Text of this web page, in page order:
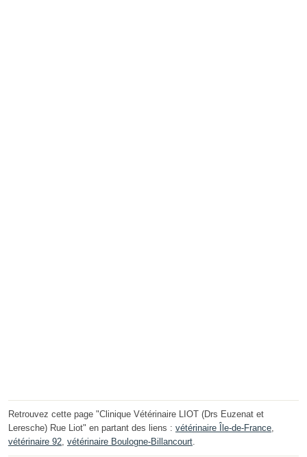
Retrouvez cette page "Clinique Vétérinaire LIOT (Drs Euzenat et
Leresche) Rue Liot" en partant des liens : vétérinaire Île-de-France
vétérinaire 92 vétérinaire Boulogne-Billancourt